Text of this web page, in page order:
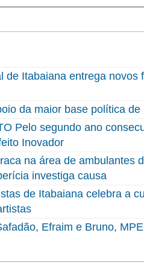
de Itabaiana entrega novos
da maior base política de
Pelo segundo ano
Inovador
na área de ambulantes
investiga causa
de Itabaiana celebra a
Efraim e Bruno,